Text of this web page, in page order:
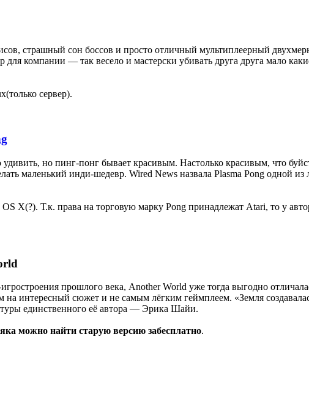
страшный сон боссов и просто отличный мультиплеерный
для компании — так весело и мастерски убивать друга друга мало
сервер).
но пинг-понг бывает красивым. Настолько красивым, что
маленький инди-шедевр. Wired News назвала Plasma Pong одной
X(?). Т.к. права на торговую марку Pong принадлежат Atari, то у
прошлого века, Another World уже тогда выгодно
на интересный сюжет и не самым лёгким геймплеем. «Земля
единственного её автора — Эрика Шайи.
можно найти старую версию забесплатно.